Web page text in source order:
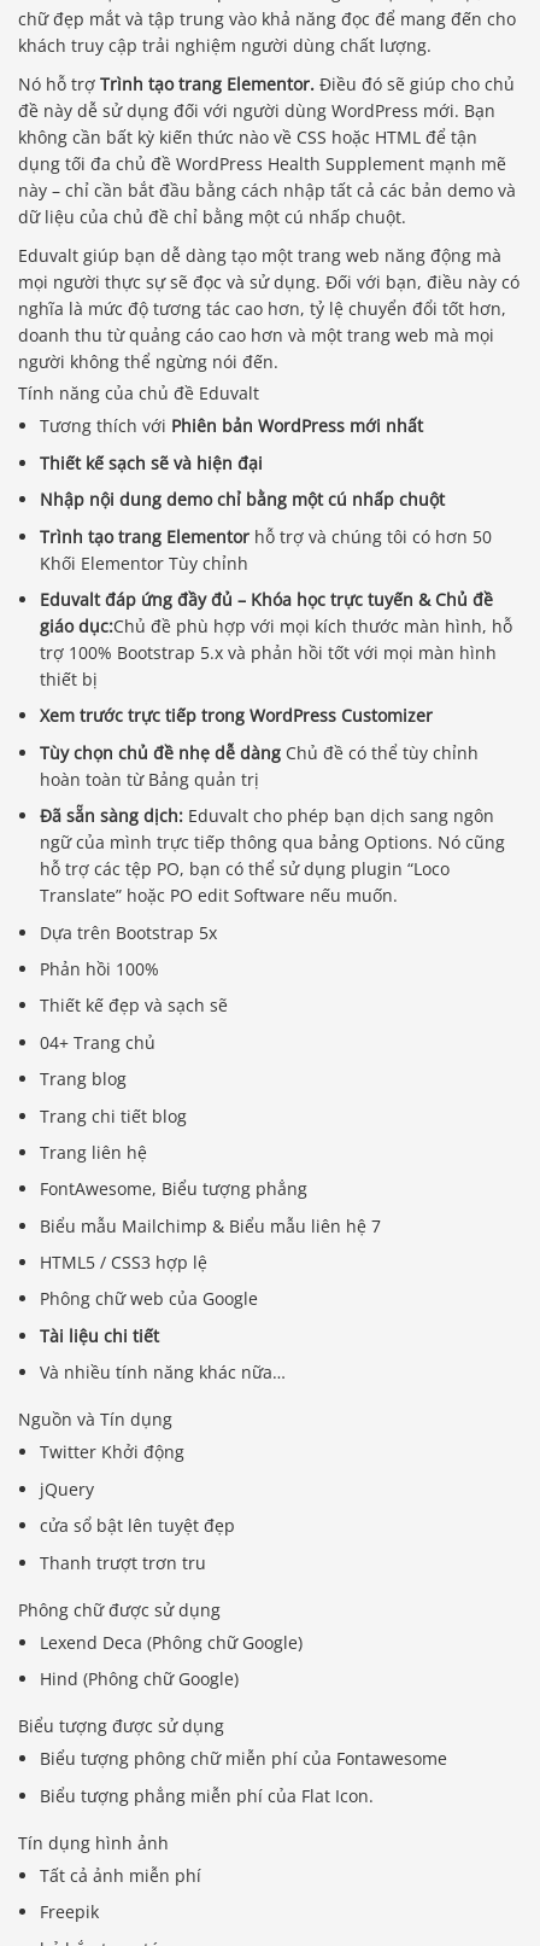
chữ đẹp mắt và tập trung vào khả năng đọc để mang đến cho
khách truy cập trải nghiệm người dùng chất lượng.
Nó hỗ trợ Trình tạo trang Elementor. Điều đó sẽ giúp cho chủ
đề này dễ sử dụng đối với người dùng WordPress mới. Bạn
không cần bất kỳ kiến ​​thức nào về CSS hoặc HTML để tận
dụng tối đa chủ đề WordPress Health Supplement mạnh mẽ
này – chỉ cần bắt đầu bằng cách nhập tất cả các bản demo và
dữ liệu của chủ đề chỉ bằng một cú nhấp chuột.
Eduvalt giúp bạn dễ dàng tạo một trang web năng động mà
mọi người thực sự sẽ đọc và sử dụng. Đối với bạn, điều này có
nghĩa là mức độ tương tác cao hơn, tỷ lệ chuyển đổi tốt hơn,
doanh thu từ quảng cáo cao hơn và một trang web mà mọi
người không thể ngừng nói đến.
Tính năng của chủ đề Eduvalt
Tương thích với Phiên bản WordPress mới nhất
Thiết kế sạch sẽ và hiện đại
Nhập nội dung demo chỉ bằng một cú nhấp chuột
Trình tạo trang Elementor hỗ trợ và chúng tôi có hơn 50
Khối Elementor Tùy chỉnh
Eduvalt đáp ứng đầy đủ – Khóa học trực tuyến & Chủ đề
giáo dục:Chủ đề phù hợp với mọi kích thước màn hình, hỗ
trợ 100% Bootstrap 5.x và phản hồi tốt với mọi màn hình
thiết bị
Xem trước trực tiếp trong WordPress Customizer
Tùy chọn chủ đề nhẹ dễ dàng Chủ đề có thể tùy chỉnh
hoàn toàn từ Bảng quản trị
Đã sẵn sàng dịch: Eduvalt cho phép bạn dịch sang ngôn
ngữ của mình trực tiếp thông qua bảng Options. Nó cũng
hỗ trợ các tệp PO, bạn có thể sử dụng plugin “Loco
Translate” hoặc PO edit Software nếu muốn.
Dựa trên Bootstrap 5x
Phản hồi 100%
Thiết kế đẹp và sạch sẽ
04+ Trang chủ
Trang blog
Trang chi tiết blog
Trang liên hệ
FontAwesome, Biểu tượng phẳng
Biểu mẫu Mailchimp & Biểu mẫu liên hệ 7
HTML5 / CSS3 hợp lệ
Phông chữ web của Google
Tài liệu chi tiết
Và nhiều tính năng khác nữa…
Nguồn và Tín dụng
Twitter Khởi động
jQuery
cửa sổ bật lên tuyệt đẹp
Thanh trượt trơn tru
Phông chữ được sử dụng
Lexend Deca (Phông chữ Google)
Hind (Phông chữ Google)
Biểu tượng được sử dụng
Biểu tượng phông chữ miễn phí của Fontawesome
Biểu tượng phẳng miễn phí của Flat Icon.
Tín dụng hình ảnh
Tất cả ảnh miễn phí
Freepik